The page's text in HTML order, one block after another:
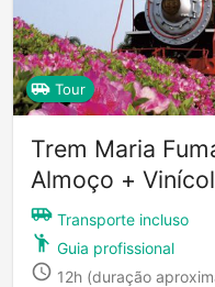
Tour
Trem Maria
Almoço +
Transporte incluso
Guia profissional
12h (duração